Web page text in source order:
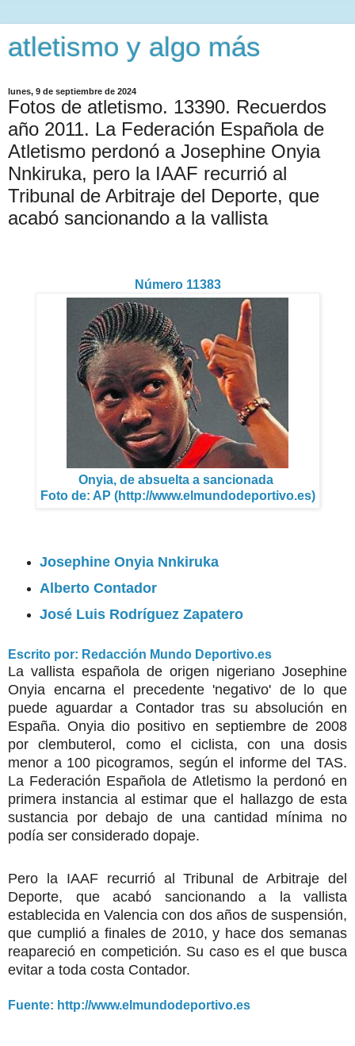
atletismo y algo más
lunes, 9 de septiembre de 2024
Fotos de atletismo. 13390. Recuerdos
año 2011. La Federación Española de
Atletismo perdonó a Josephine Onyia
Nnkiruka, pero la IAAF recurrió al
Tribunal de Arbitraje del Deporte, que
acabó sancionando a la vallista
Número 11383
Onyia, de absuelta a sancionada
Foto de: AP (http://www.elmundodeportivo.es)
Josephine Onyia Nnkiruka
Alberto Contador
José Luis Rodríguez Zapatero
Escrito por: Redacción Mundo Deportivo.es
La vallista española de origen nigeriano Josephine
Onyia encarna el precedente 'negativo' de lo que
puede aguardar a Contador tras su absolución en
España. Onyia dio positivo en septiembre de 2008
por clembuterol, como el ciclista, con una dosis
menor a 100 picogramos, según el informe del TAS.
La Federación Española de Atletismo la perdonó en
primera instancia al estimar que el hallazgo de esta
sustancia por debajo de una cantidad mínima no
podía ser considerado dopaje.
Pero la IAAF recurrió al Tribunal de Arbitraje del
Deporte, que acabó sancionando a la vallista
establecida en Valencia con dos años de suspensión,
que cumplió a finales de 2010, y hace dos semanas
reapareció en competición. Su caso es el que busca
evitar a toda costa Contador.
Fuente: http://www.elmundodeportivo.es